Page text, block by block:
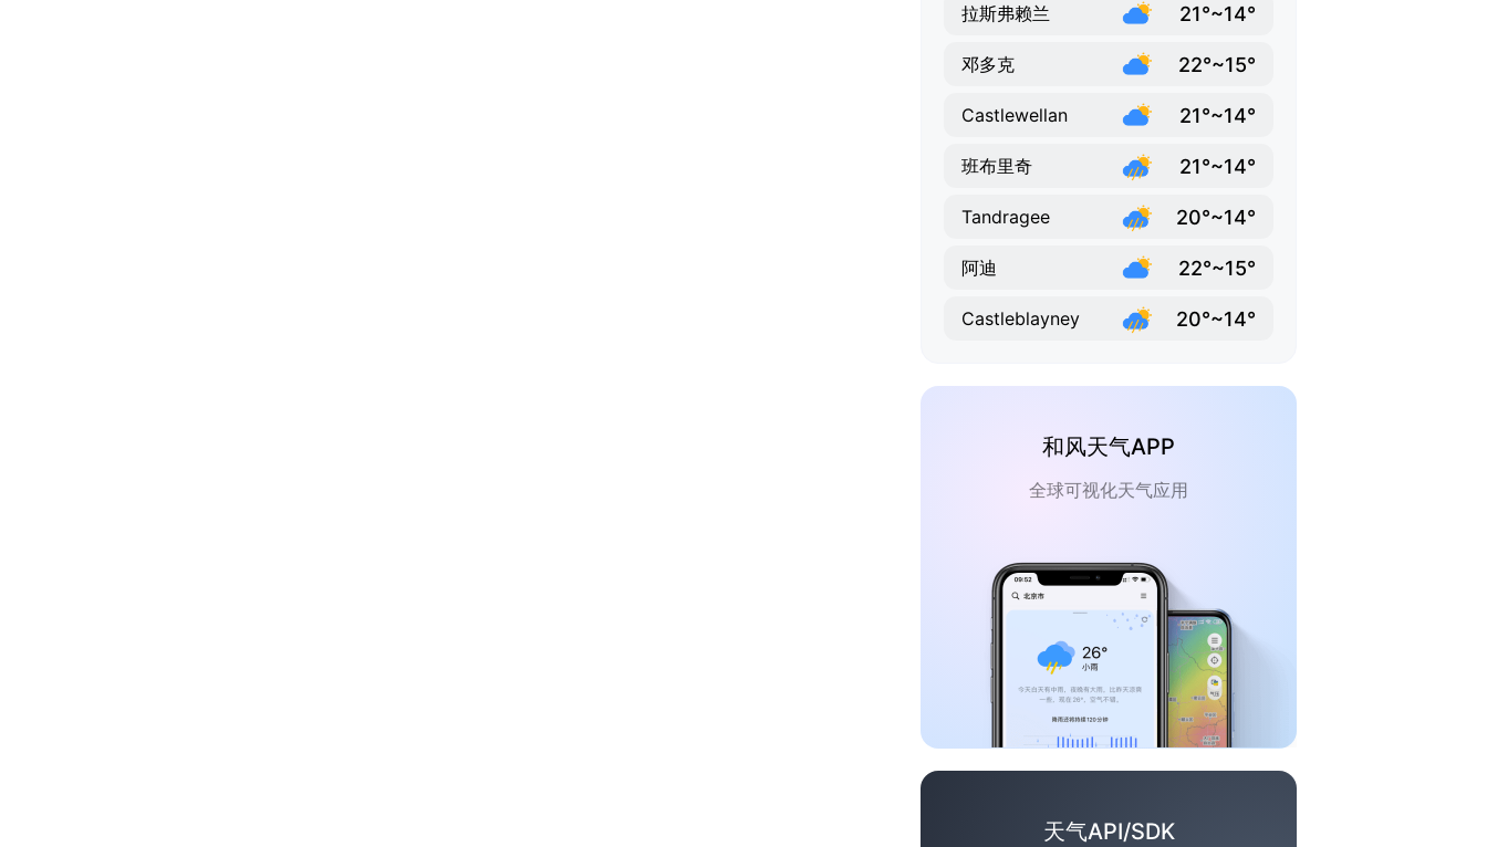
拉斯弗赖兰 21°~14°
邓多克 22°~15°
Castlewellan 21°~14°
班布里奇 21°~14°
Tandragee 20°~14°
阿迪 22°~15°
Castleblayney 20°~14°
和风天气APP
全球可视化天气应用
天气API/SDK